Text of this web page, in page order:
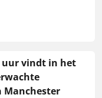
uur vindt in het
Manchester